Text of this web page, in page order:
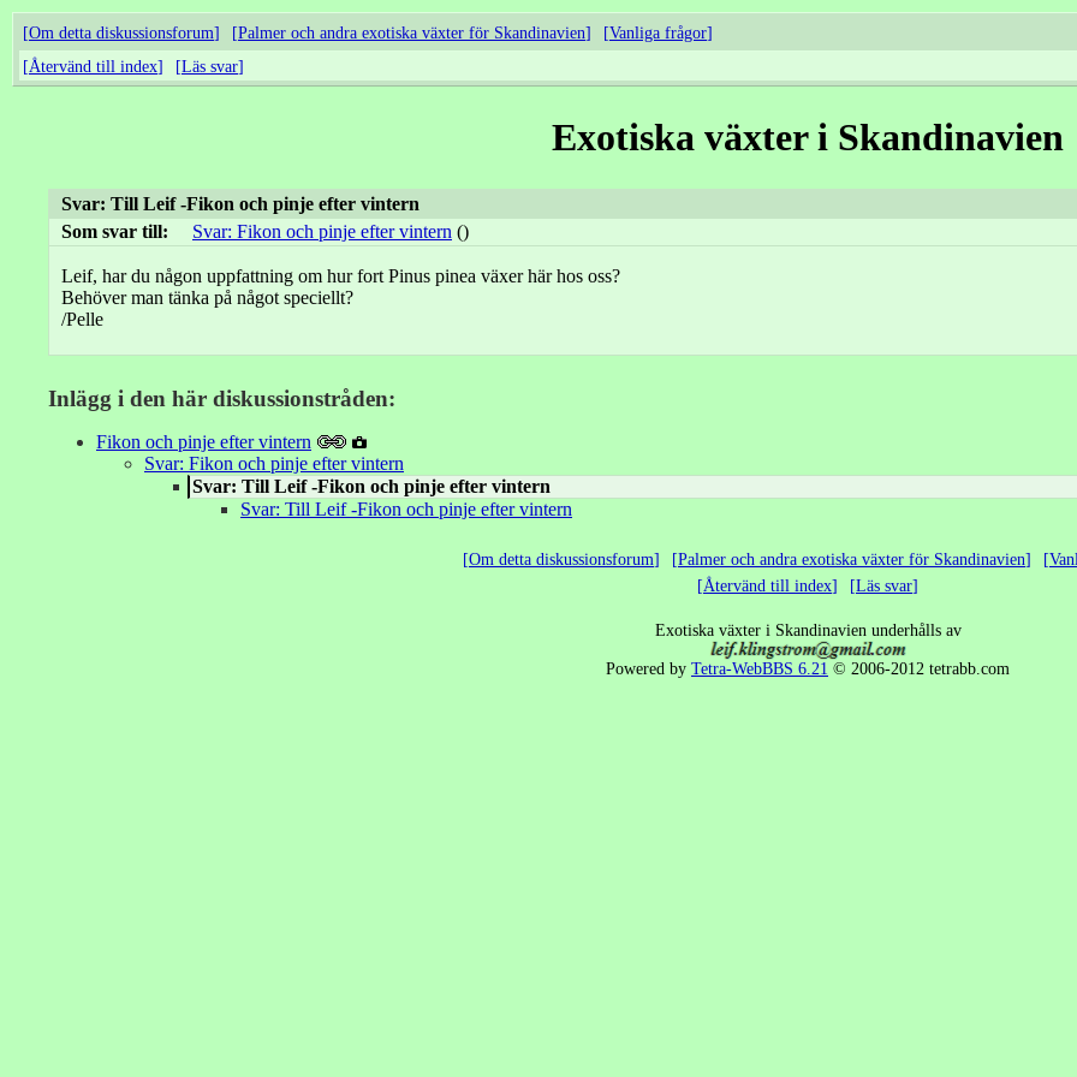
Om detta diskussionsforum Palmer och andra exotiska växter för Skandinavien
Vanliga frågor
Återvänd till index
Läs svar
Exotiska växter i Skandinavien
Svar: Till Leif -Fikon och pinje efter vintern
Som svar till:
Svar: Fikon och pinje efter vintern ()
Leif, har du någon uppfattning om hur fort Pinus pinea växer här hos oss?
Behöver man tänka på något speciellt?
/Pelle
Inlägg i den här diskussionstråden:
Fikon och pinje efter vintern
Svar: Fikon och pinje efter vintern
Svar: Till Leif -Fikon och pinje efter vintern
Svar: Till Leif -Fikon och pinje efter vintern
Om detta diskussionsforum Palmer och andra exotiska växter för Skandinavien
Återvänd till index
Läs svar
Exotiska växter i Skandinavien underhålls av
Powered by Tetra-WebBBS 6.21 © 2006-2012 tetrabb.com